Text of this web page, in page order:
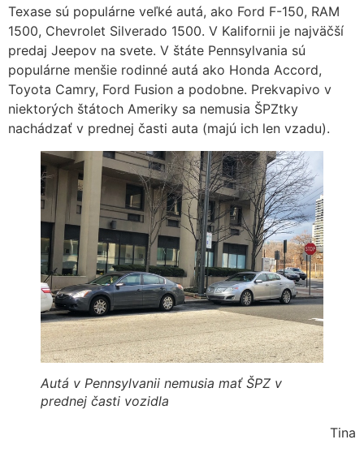
Texase sú populárne veľké autá, ako Ford F-150, RAM
1500, Chevrolet Silverado 1500. V Kalifornii je najväčší
predaj Jeepov na svete. V štáte Pennsylvania sú
populárne menšie rodinné autá ako Honda Accord,
Toyota Camry, Ford Fusion a podobne. Prekvapivo v
niektorých štátoch Ameriky sa nemusia ŠPZtky
nachádzať v prednej časti auta (majú ich len vzadu).
Autá v Pennsylvanii nemusia mať ŠPZ v
prednej časti vozidla
Tina